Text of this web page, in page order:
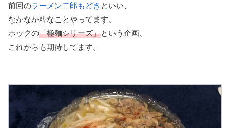
前回のラーメン二郎もどき といい、
なかなか粋なことやってます。
ホックの「極麺シリーズ」という企画、
これからも期待してます。